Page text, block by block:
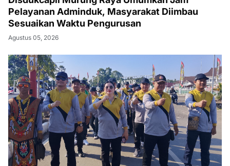
Pelayanan Adminduk, Masyarakat Diimbau
Sesuaikan Waktu Pengurusan
Agustus 05, 2026